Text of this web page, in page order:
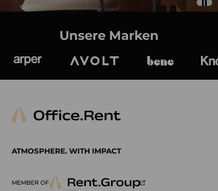
Unsere Marken
ATMOSPHERE. WITH IMPACT
MEMBER OF